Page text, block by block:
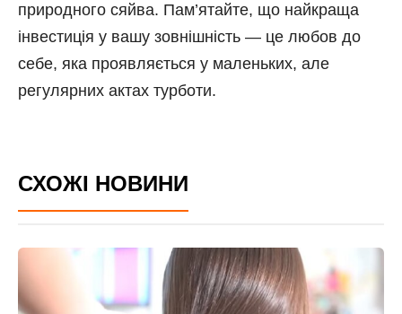
природного сяйва. Пам’ятайте, що найкраща
інвестиція у вашу зовнішність — це любов до
себе, яка проявляється у маленьких, але
регулярних актах турботи.
СХОЖІ НОВИНИ